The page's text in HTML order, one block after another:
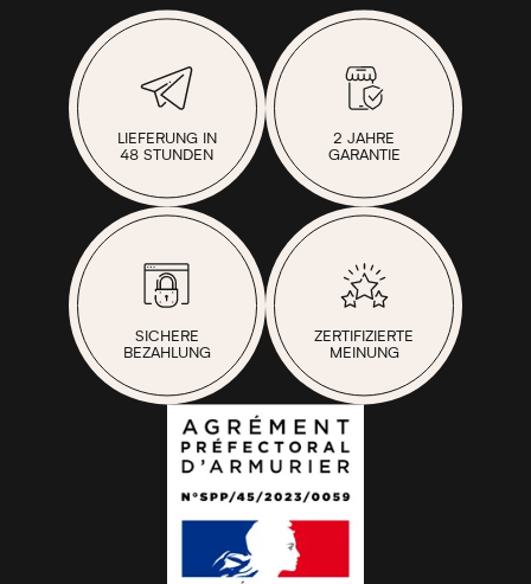
LIEFERUNG IN
48 STUNDEN
2 JAHRE
GARANTIE
SICHERE
BEZAHLUNG
ZERTIFIZIERTE
MEINUNG